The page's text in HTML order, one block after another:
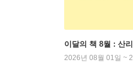
이달의 책 8월 : 산
2026년 08월 01일 ~